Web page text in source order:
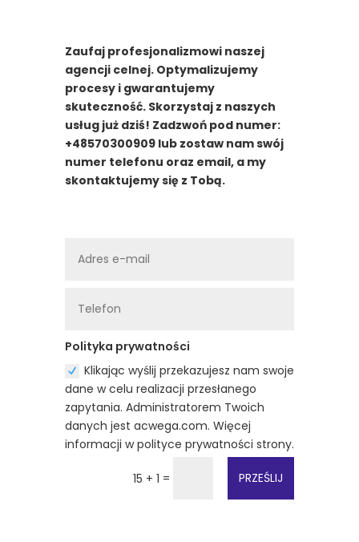
Zaufaj profesjonalizmowi naszej
agencji celnej. Optymalizujemy
procesy i gwarantujemy
skuteczność. Skorzystaj z naszych
usług już dziś! Zadzwoń pod numer:
+48570300909 lub zostaw nam swój
numer telefonu oraz email, a my
skontaktujemy się z Tobą.
Polityka prywatności
Klikając wyślij przekazujesz nam swoje
dane w celu realizacji przesłanego
zapytania. Administratorem Twoich
danych jest acwega.com. Więcej
informacji w polityce prywatności strony.
15 + 1 = PRZEŚLIJ